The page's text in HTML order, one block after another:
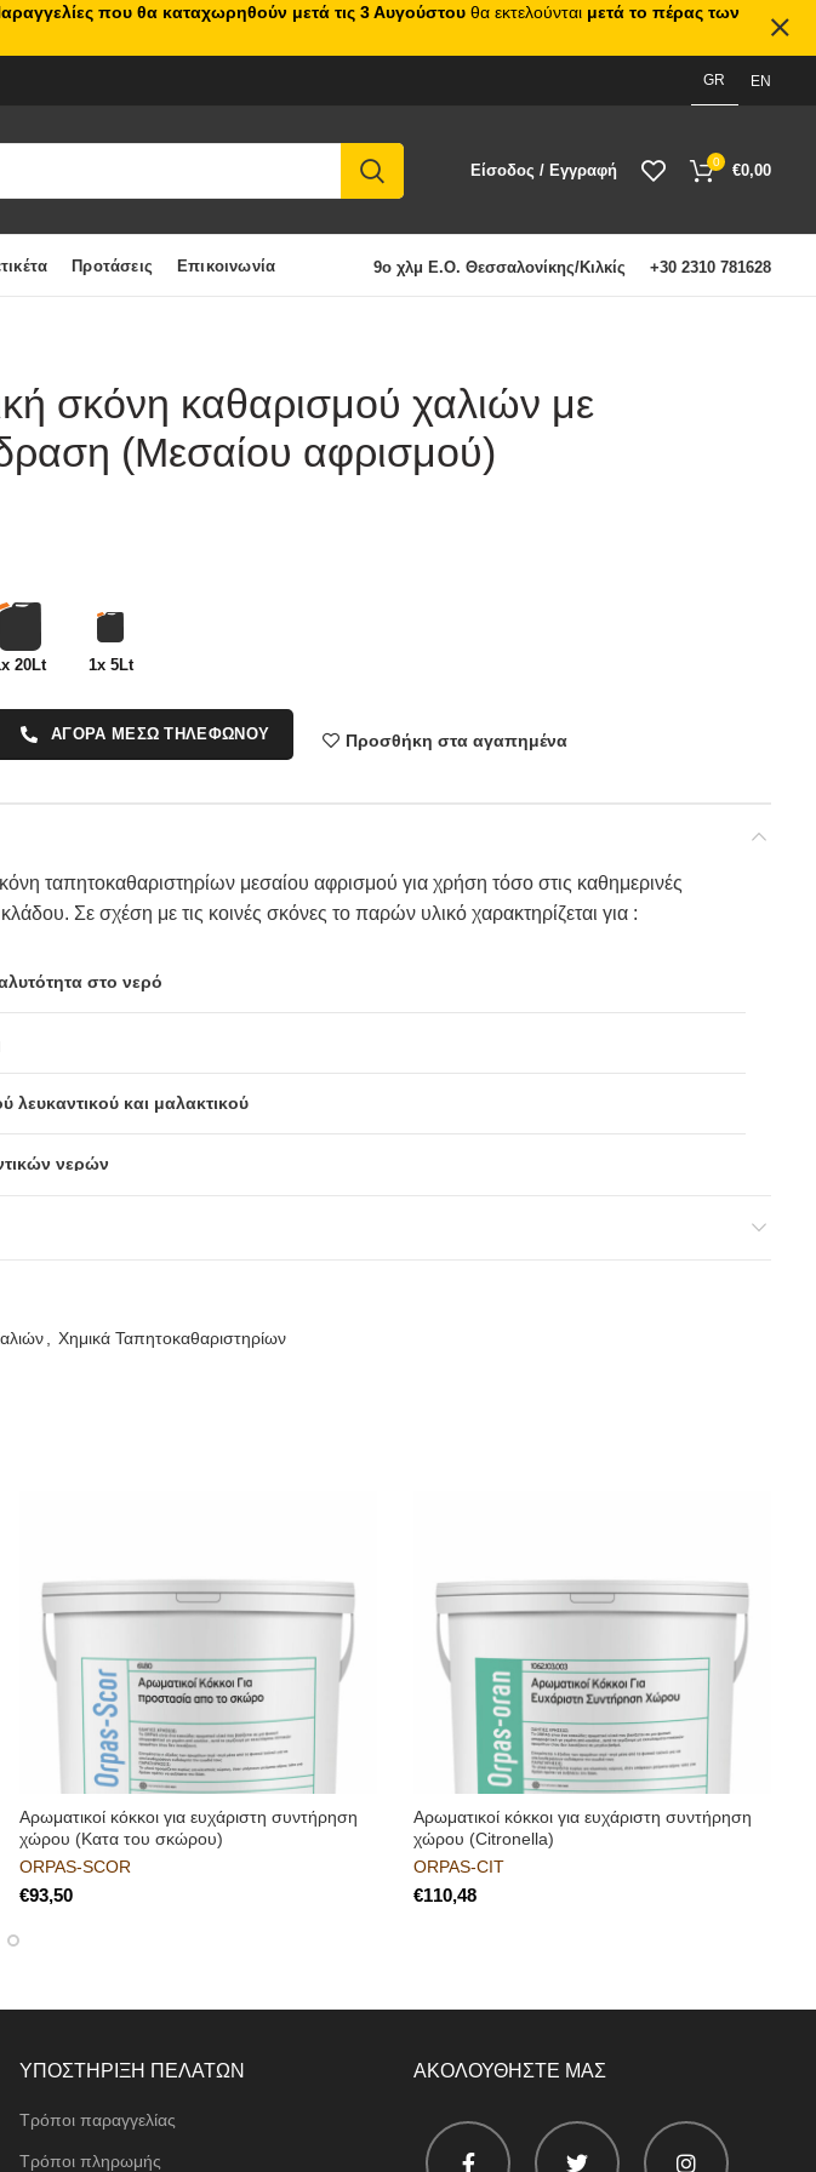
GR EN
Είσοδος / Εγγραφή 0 €0,00
Προτάσεις Επικοινωνία 9ο χλμ Ε.Ο. Θεσσαλονίκης/Κιλκίς +30 2310 781628
σκόνη καθαρισμού χαλιών με
δραση (Μεσαίου αφρισμού)
20Lt 1x 5Lt
ΑΓΟΡΑ ΜΕΣΩ ΤΗΛΕΦΩΝΟΥ Προσθήκη στα αγαπημένα
ταπητοκαθαριστηρίων μεσαίου αφρισμού για χρήση τόσο στις καθημερινές
Σε σχέση με τις κοινές σκόνες το παρών υλικό χαρακτηρίζεται για :
στο νερό
λευκαντικού και μαλακτικού
νερών
και δεν τραβάει υγρασία
Χημικά Ταπητοκαθαριστηρίων
Αρωματικοί κόκκοι για ευχάριστη συντήρηση
χώρου (Κατα του σκώρου)
ORPAS-SCOR
€
Αρωματικοί κόκκοι για ευχάριστη συντήρηση
χώρου (Citronella)
ORPAS-CIT
€
ΥΠΟΣΤΗΡΙΞΗ ΠΕΛΑΤΩΝ
Τρόποι παραγγελίας
Τρόποι πληρωμής
ΑΚΟΛΟΥΘΗΣΤΕ ΜΑΣ
που θα καταχωρηθούν μετά τις 3 Αυγούστου θα εκτελούνται μετά το πέρας των